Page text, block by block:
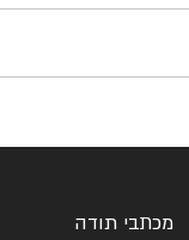
מכתבי תודה